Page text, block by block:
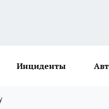
Инциденты